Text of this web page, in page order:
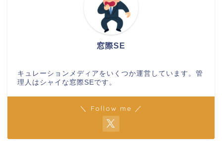
窓際SE
キュレーションメディアをいくつか運営しています。管
理人はシャイな窓際SEです。
＼ Follow me ／